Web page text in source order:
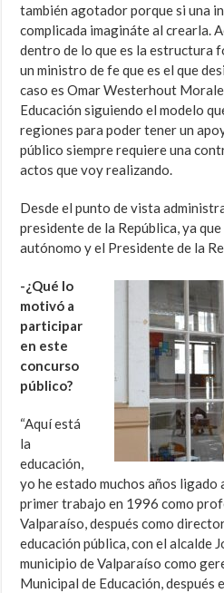
también agotador porque si una
complicada imagináte al crearla.
dentro de lo que es la estructura
un ministro de fe que es el que
caso es Omar Westerhout
Educación siguiendo el modelo
regiones para poder tener un
público siempre requiere una
actos que voy realizando.
Desde el punto de vista
presidente de la República, ya
autónomo y el Presidente de la
-¿Qué lo
motivó a
participar
en este
concurso
público?
“Aquí está
la
educación,
yo he estado muchos años ligado
primer trabajo en 1996 como
Valparaíso, después como
educación pública, con el alcalde
municipio de Valparaíso como
Municipal de Educación, después